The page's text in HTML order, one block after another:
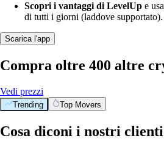
Scopri i vantaggi di LevelUp e
di tutti i giorni (laddove supportato).
Scarica l'app
Compra oltre 400 altre
Vedi prezzi
Trending Top Movers
Cosa diconi i nostri clienti